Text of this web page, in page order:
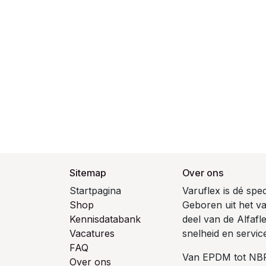
Sitemap
Startpagina
Shop
Kennisdatabank
Vacatures
FAQ
Over ons
Over ons
Varuflex is dé
Geboren uit het
deel van de
snelheid en
Van EPDM tot